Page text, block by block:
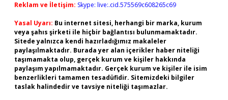
Reklam ve İletişim: Skype: live:.cid.575569c608265c69
Yasal Uyarı: Bu internet sitesi, herhangi bir marka, kurum
veya şahıs şirketi ile hiçbir bağlantısı bulunmamaktadır.
Sitede yalnızca kendi hazırladığımız makaleler
paylaşılmaktadır. Burada yer alan içerikler haber niteliği
taşımamakta olup, gerçek kurum ve kişiler hakkında
paylaşım yapılmamaktadır. Gerçek kurum ve kişiler ile isim
benzerlikleri tamamen tesadüfidir. Sitemizdeki bilgiler
taslak halindedir ve tavsiye niteliği taşımazlar.